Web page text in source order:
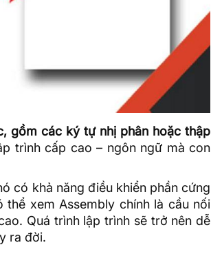
gồm các ký tự nhị phân hoặc thập
trình cấp cao – ngôn ngữ mà con
có khả năng điều khiển phần cứng
xem Assembly chính là cầu nối
Quá trình lập trình sẽ trở nên dễ
ra đời.